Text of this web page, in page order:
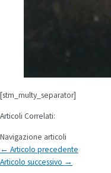
[stm_multy_separator]
Articoli Correlati:
Navigazione articoli
← Articolo precedente
Articolo successivo →